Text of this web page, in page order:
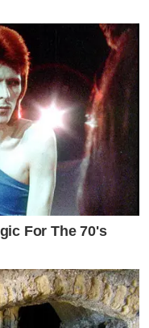
For The 70's